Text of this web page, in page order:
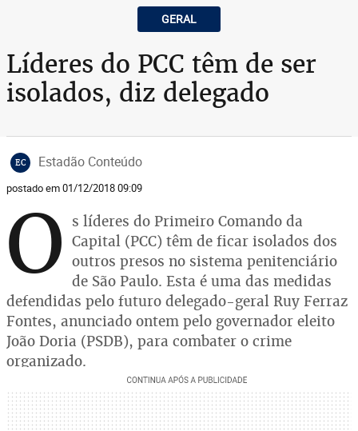
GERAL
Líderes do PCC têm de ser
isolados, diz delegado
EC Estadão Conteúdo
postado em 01/12/2018 09:09
O
s líderes do Primeiro Comando da
Capital (PCC) têm de ficar isolados dos
outros presos no sistema penitenciário
de São Paulo. Esta é uma das medidas
defendidas pelo futuro delegado-geral Ruy Ferraz
Fontes, anunciado ontem pelo governador eleito
João Doria (PSDB), para combater o crime
organizado.